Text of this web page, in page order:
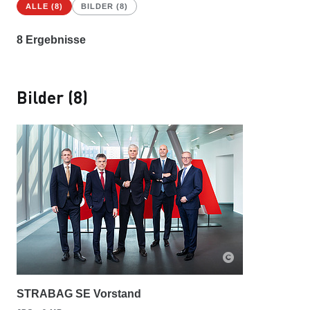
ALLE (8) BILDER (8)
8 Ergebnisse
Bilder (8)
STRABAG SE Vorstand